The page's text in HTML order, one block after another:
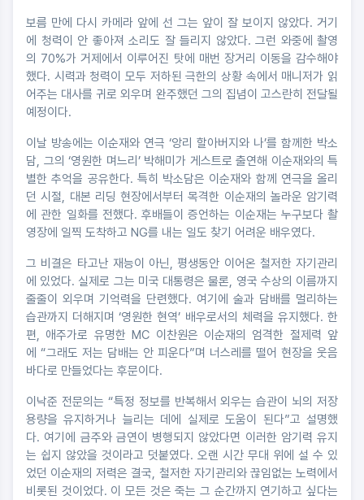
보름 만에 다시 카메라 앞에 선 그는 앞이 잘 보이지 않았다. 거기
에 청력이 안 좋아져 소리도 잘 들리지 않았다. 그런 와중에 촬영
의 70%가 거제에서 이루어진 탓에 매번 장거리 이동을 감수해야
했다. 시력과 청력이 모두 저하된 극한의 상황 속에서 매니저가 읽
어주는 대사를 귀로 외우며 완주했던 그의 집념이 고스란히 전달될
예정이다.
이날 방송에는 이순재와 연극 ‘앙리 할아버지와 나’를 함께한 박소
담, 그의 ‘영원한 며느리’ 박해미가 게스트로 출연해 이순재와의 특
별한 추억을 공유한다. 특히 박소담은 이순재와 함께 연극을 올리
던 시절, 대본 리딩 현장에서부터 목격한 이순재의 놀라운 암기력
에 관한 일화를 전했다. 후배들이 증언하는 이순재는 누구보다 촬
영장에 일찍 도착하고 NG를 내는 일도 찾기 어려운 배우였다.
그 비결은 타고난 재능이 아닌, 평생동안 이어온 철저한 자기관리
에 있었다. 실제로 그는 미국 대통령은 물론, 영국 수상의 이름까지
줄줄이 외우며 기억력을 단련했다. 여기에 술과 담배를 멀리하는
습관까지 더해지며 ‘영원한 현역’ 배우로서의 체력을 유지했다. 한
편, 애주가로 유명한 MC 이찬원은 이순재의 엄격한 절제력 앞
에 “그래도 저는 담배는 안 피운다”며 너스레를 떨어 현장을 웃음
바다로 만들었다는 후문이다.
이낙준 전문의는 “특정 정보를 반복해서 외우는 습관이 뇌의 저장
용량을 유지하거나 늘리는 데에 실제로 도움이 된다”고 설명했
다. 여기에 금주와 금연이 병행되지 않았다면 이러한 암기력 유지
는 쉽지 않았을 것이라고 덧붙였다. 오랜 시간 무대 위에 설 수 있
었던 이순재의 저력은 결국, 철저한 자기관리와 끊임없는 노력에서
비롯된 것이었다. 이 모든 것은 죽는 그 순간까지 연기하고 싶다는